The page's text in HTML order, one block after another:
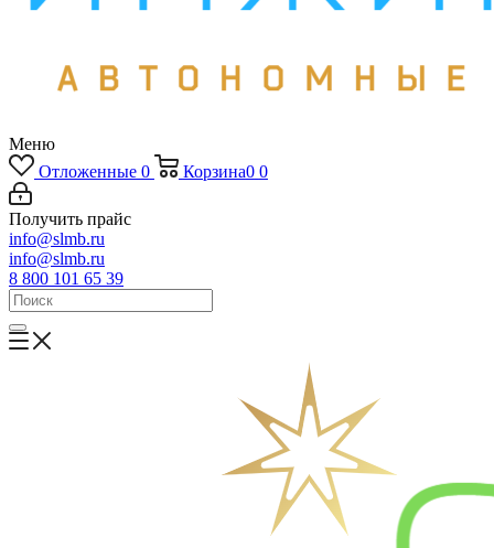
Меню
Отложенные 0 Корзина0 0
Получить прайс
info@slmb.ru
info@slmb.ru
8 800 101 65 39